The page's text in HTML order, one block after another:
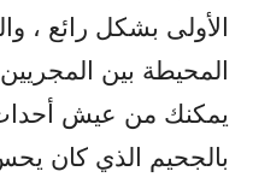
الأولى بشكل رائع ،
المحيطة بين
يمكنك من عيش أحداث
بالجحيم الذي كان